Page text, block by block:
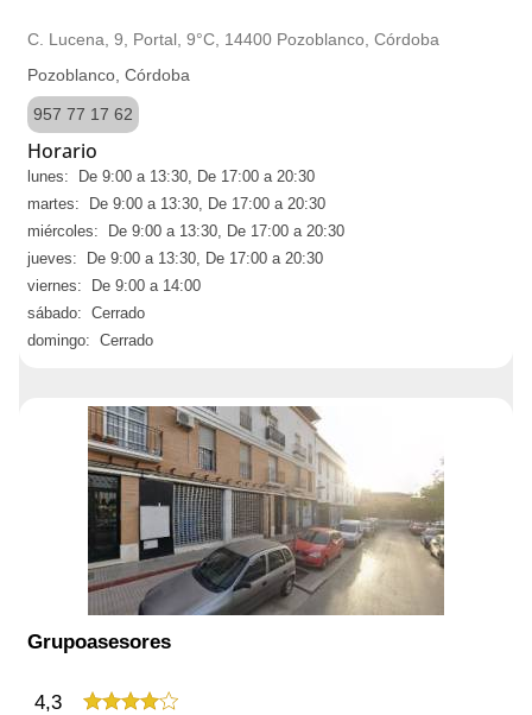
C. Lucena, 9, Portal, 9°C, 14400 Pozoblanco, Córdoba
Pozoblanco, Córdoba
957 77 17 62
Horario
lunes: De 9:00 a 13:30, De 17:00 a 20:30
martes: De 9:00 a 13:30, De 17:00 a 20:30
miércoles: De 9:00 a 13:30, De 17:00 a 20:30
jueves: De 9:00 a 13:30, De 17:00 a 20:30
viernes: De 9:00 a 14:00
sábado: Cerrado
domingo: Cerrado
Grupoasesores
4,3